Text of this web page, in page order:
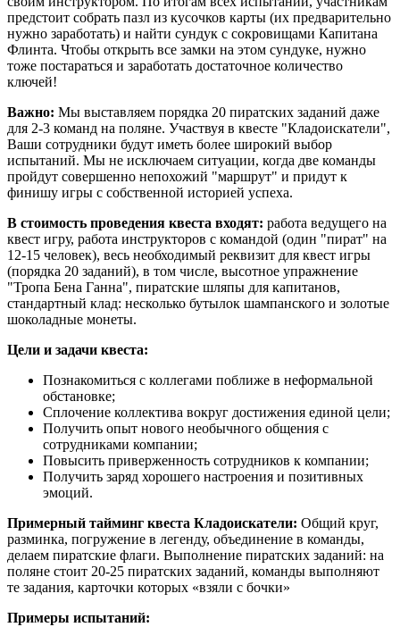
предстоит собрать пазл из кусочков карты (их предварительно
нужно заработать) и найти сундук с сокровищами Капитана
Флинта. Чтобы открыть все замки на этом сундуке, нужно
тоже постараться и заработать достаточное количество
ключей!
Важно: Мы выставляем порядка 20 пиратских заданий даже
для 2-3 команд на поляне. Участвуя в квесте "Кладоискатели",
Ваши сотрудники будут иметь более широкий выбор
испытаний. Мы не исключаем ситуации, когда две команды
пройдут совершенно непохожий "маршрут" и придут к
финишу игры с собственной историей успеха.
В стоимость проведения квеста входят: работа ведущего на
квест игру, работа инструкторов с командой (один "пират" на
12-15 человек), весь необходимый реквизит для квест игры
(порядка 20 заданий), в том числе, высотное упражнение
"Тропа Бена Ганна", пиратские шляпы для капитанов,
стандартный клад: несколько бутылок шампанского и золотые
шоколадные монеты.
Цели и задачи квеста:
Познакомиться с коллегами поближе в неформальной
обстановке;
Сплочение коллектива вокруг достижения единой цели;
Получить опыт нового необычного общения с
сотрудниками компании;
Повысить приверженность сотрудников к компании;
Получить заряд хорошего настроения и позитивных
эмоций.
Примерный тайминг квеста Кладоискатели: Общий круг,
разминка, погружение в легенду, объединение в команды,
делаем пиратские флаги. Выполнение пиратских заданий: на
поляне стоит 20-25 пиратских заданий, команды выполняют
те задания, карточки которых «взяли с бочки»
Примеры испытаний: